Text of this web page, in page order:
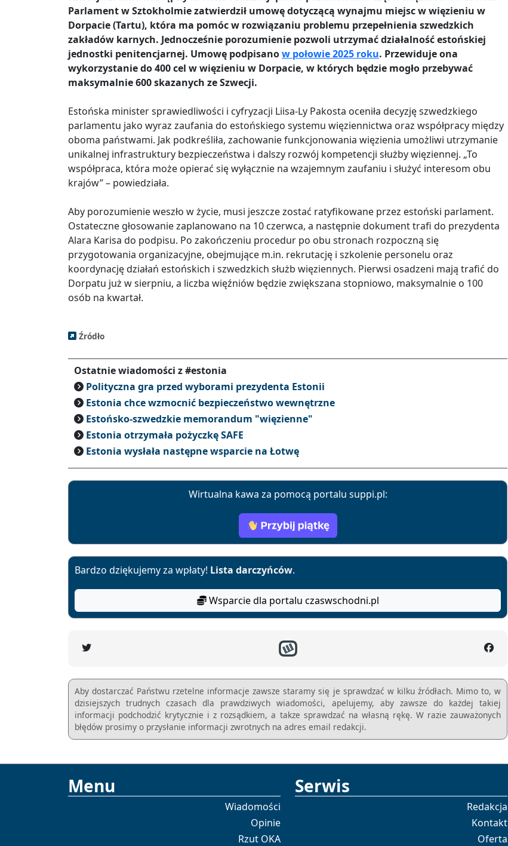
Parlament w Sztokholmie zatwierdził umowę dotyczącą wynajmu miejsc w więzieniu w
Dorpacie (Tartu), która ma pomóc w rozwiązaniu problemu przepełnienia szwedzkich
zakładów karnych. Jednocześnie porozumienie pozwoli utrzymać działalność estońskiej
jednostki penitencjarnej. Umowę podpisanow połowie 2025 roku. Przewiduje ona
wykorzystanie do 400 cel w więzieniu w Dorpacie, w których będzie mogło przebywać
maksymalnie 600 skazanych ze Szwecji.
Estońska minister sprawiedliwości i cyfryzacji Liisa-Ly Pakosta oceniła decyzję szwedzkiego
parlamentu jako wyraz zaufania do estońskiego systemu więziennictwa oraz współpracy między
oboma państwami. Jak podkreśliła, zachowanie funkcjonowania więzienia umożliwi utrzymanie
unikalnej infrastruktury bezpieczeństwa i dalszy rozwój kompetencji służby więziennej. „To
współpraca, która może opierać się wyłącznie na wzajemnym zaufaniu i służyć interesom obu
krajów” – powiedziała.
Aby porozumienie weszło w życie, musi jeszcze zostać ratyfikowane przez estoński parlament.
Ostateczne głosowanie zaplanowano na 10 czerwca, a następnie dokument trafi do prezydenta
Alara Karisa do podpisu. Po zakończeniu procedur po obu stronach rozpoczną się
przygotowania organizacyjne, obejmujące m.in. rekrutację i szkolenie personelu oraz
koordynację działań estońskich i szwedzkich służb więziennych. Pierwsi osadzeni mają trafić do
Dorpatu już w sierpniu, a liczba więźniów będzie zwiększana stopniowo, maksymalnie o 100
osób na kwartał.
Źródło
Ostatnie wiadomości z #estonia
Polityczna gra przed wyborami prezydenta Estonii
Estonia chce wzmocnić bezpieczeństwo wewnętrzne
Estońsko-szwedzkie memorandum "więzienne"
Estonia otrzymała pożyczkę SAFE
Estonia wysłała następne wsparcie na Łotwę
Wirtualna kawa za pomocą portalu suppi.pl:
Bardzo dziękujemy za wpłaty! Lista darczyńców.
Wsparcie dla portalu czaswschodni.pl
Aby dostarczać Państwu rzetelne informacje zawsze staramy się je sprawdzać w kilku źródłach. Mimo to, w
dzisiejszych trudnych czasach dla prawdziwych wiadomości, apelujemy, aby zawsze do każdej takiej
informacji podchodzić krytycznie i z rozsądkiem, a takze sprawdzać na własną rękę. W razie zauważonych
błędów prosimy o przysłanie informacji zwrotnych na adres email redakcji.
Menu
Wiadomości
Opinie
Rzut OKA
Serwis
Redakcja
Kontakt
Oferta